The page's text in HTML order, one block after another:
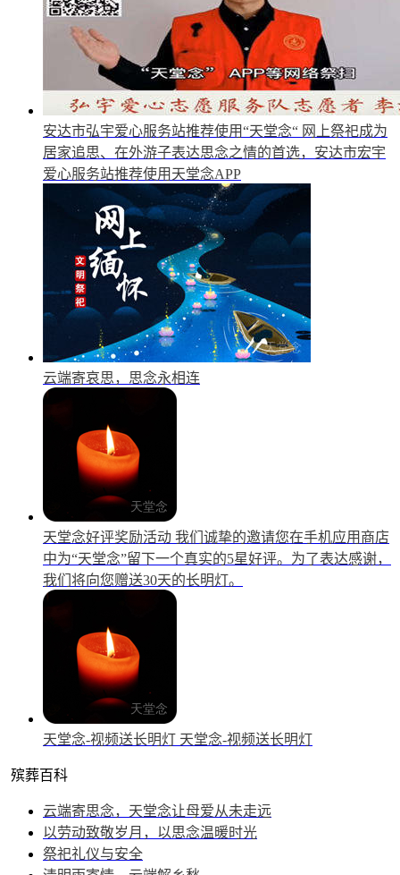
安达市弘宇爱心服务站推荐使用“天堂念“ 网上祭祀成为
居家追思、在外游子表达思念之情的首选，安达市宏宇
爱心服务站推荐使用天堂念APP
云端寄哀思，思念永相连
天堂念好评奖励活动 我们诚挚的邀请您在手机应用商店
中为“天堂念”留下一个真实的5星好评。为了表达感谢，
我们将向您赠送30天的长明灯。
天堂念-视频送长明灯 天堂念-视频送长明灯
殡葬百科
云端寄思念，天堂念让母爱从未走远
以劳动致敬岁月，以思念温暖时光
祭祀礼仪与安全